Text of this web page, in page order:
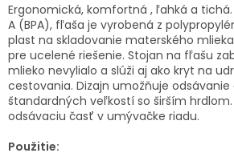
Ergonomická, komfortná , ľahká a tichá.
A (BPA), fľaša je vyrobená z
plast na skladovanie materského
pre ucelené riešenie. Stojan na fľašu
mlieko nevylialo a slúži aj ako kryt na
cestovania. Dizajn umožňuje odsávanie
štandardných veľkostí so širším
odsávaciu časť v umývačke riadu.
Použitie: